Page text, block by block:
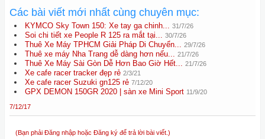
Các bài viết mới nhất cùng chuyên mục:
KYMCO Sky Town 150: Xe tay ga chinh... 31/7/26
Soi chi tiết xe People R 125 ra mắt tại... 30/7/26
Thuê Xe Máy TPHCM Giải Pháp Di Chuyển... 29/7/26
Thuê xe máy Nha Trang dễ dàng hơn nếu... 21/7/26
Thuê Xe Máy Sài Gòn Dễ Hơn Bao Giờ Hết... 21/7/26
Xe cafe racer tracker đẹp rẻ 2/3/21
Xe cafe racer Suzuki gn125 rẻ 7/12/20
GPX DEMON 150GR 2020 | sàn xe Mini Sport 11/9/20
7/12/17
(Bạn phải Đăng nhập hoặc Đăng ký để trả lời bài viết.)